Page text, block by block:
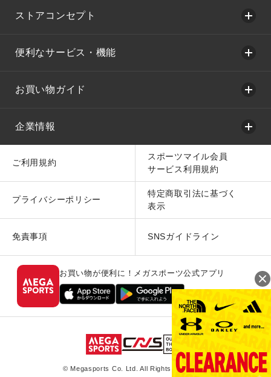
ストアコンセプト
便利なサービス・機能
お買い物ガイド
企業情報
ご利用規約
スポーツマイル会員
サービス利用規約
プライバシーポリシー
特定商取引法に基づく
表示
免責事項 SNSガイドライン
お買い物が便利に！メガスポーツ公式アプリ
© Megasports Co. Ltd. All Rights Reserved.